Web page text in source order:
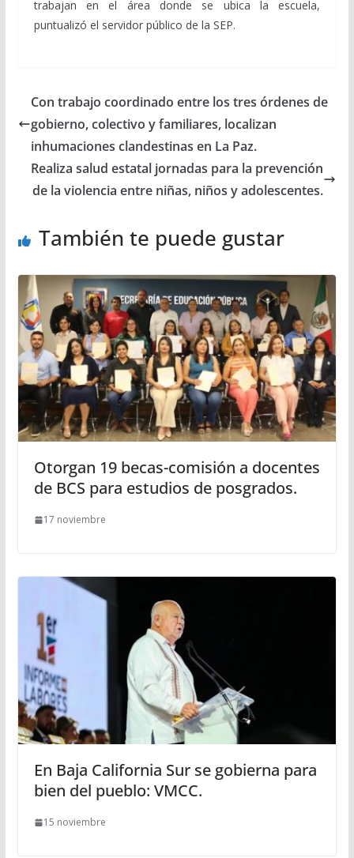
trabajan en el área donde se ubica la escuela,
puntualizó el servidor público de la SEP.
Con trabajo coordinado entre los tres órdenes de
gobierno, colectivo y familiares, localizan
inhumaciones clandestinas en La Paz.
Realiza salud estatal jornadas para la prevención
de la violencia entre niñas, niños y adolescentes.
También te puede gustar
Otorgan 19 becas-comisión a docentes
de BCS para estudios de posgrados.
17 noviembre
En Baja California Sur se gobierna para
bien del pueblo: VMCC.
15 noviembre